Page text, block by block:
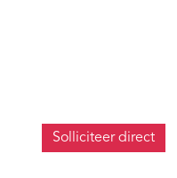
Solliciteer direct